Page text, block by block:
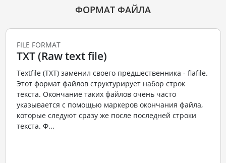
ФОРМАТ ФАЙЛА
FILE FORMAT
TXT (Raw text file)
Textfile (TXT) заменил своего предшественника - flafile.
Этот формат файлов структурирует набор строк
текста. Окончание таких файлов очень часто
указывается с помощью маркеров окончания файла,
которые следуют сразу же после последней строки
текста. Ф...